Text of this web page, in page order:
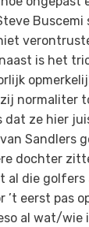
is het
normaliter
dat ze hier
Sandlers
dochter
al die golfers
’t eerst pas
al wat/wie